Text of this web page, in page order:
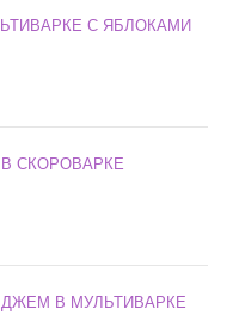
С ЯБЛОКАМИ
СКОРОВАРКЕ
В МУЛЬТИВАРКЕ